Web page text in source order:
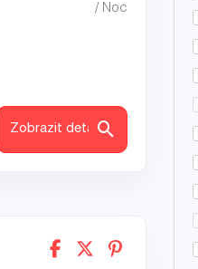
/ Noc
Zobrazit detaily